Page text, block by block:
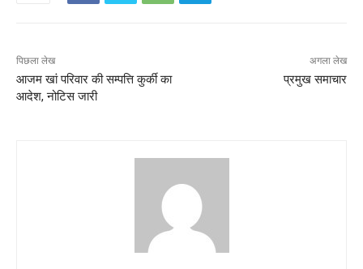
पिछला लेख
आजम खां परिवार की सम्पत्ति कुर्की का
आदेश, नोटिस जारी
अगला लेख
प्रमुख समाचार